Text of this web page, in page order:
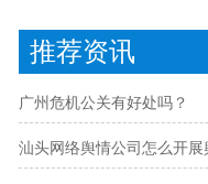
推荐资讯
广州危机公关有好处吗？
汕头网络舆情公司怎么开展